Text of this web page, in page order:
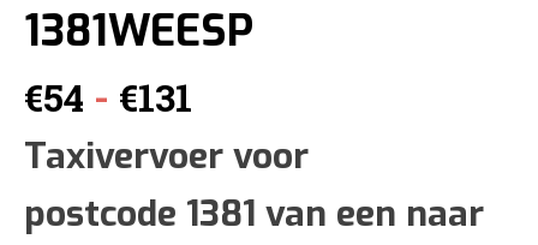
1381WEESP
€54 - €131
€54
tot
Taxivervoer voor
postcode 1381 van een naar